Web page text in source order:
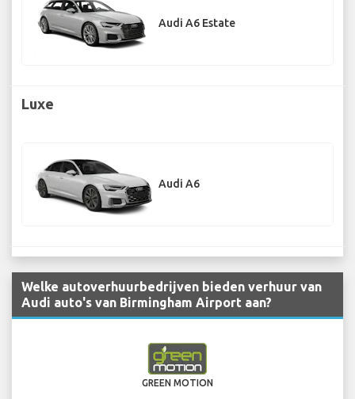
Audi A6 Estate
Luxe
Audi A6
Welke autoverhuurbedrijven bieden verhuur van
Audi auto's van Birmingham Airport aan?
GREEN MOTION